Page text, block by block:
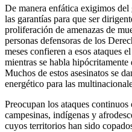
De manera enfática exigimos
las garantías para que ser
proliferación de amenazas de
personas defensoras de los
meses confieren a esos ataques
mientras se habla
Muchos de estos asesinatos se
energético para las
Preocupan los ataques
campesinas, indígenas y
cuyos territorios han sido